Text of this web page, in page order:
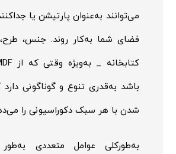
می‌توانند به‌عنوان پارتیشن یا
فضای شما به‌کار روند. جنس، طرح،
کتابخانه _ به‌ویژه وقتی که از
باشد به‌قدری تنوع و گوناگونی
شدن با هر سبک دکوراسیونی را
به‌طورکلی عوامل متعددی